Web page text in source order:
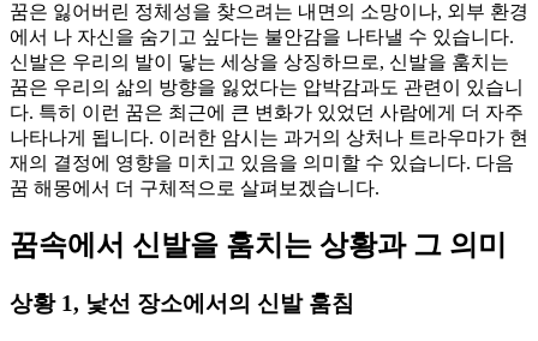
꿈은 잃어버린 정체성을 찾으려는 내면의 소망이나, 외부 환경
에서 나 자신을 숨기고 싶다는 불안감을 나타낼 수 있습니다.
신발은 우리의 발이 닿는 세상을 상징하므로, 신발을 훔치는
꿈은 우리의 삶의 방향을 잃었다는 압박감과도 관련이 있습니
다. 특히 이런 꿈은 최근에 큰 변화가 있었던 사람에게 더 자주
나타나게 됩니다. 이러한 암시는 과거의 상처나 트라우마가 현
재의 결정에 영향을 미치고 있음을 의미할 수 있습니다. 다음
꿈 해몽에서 더 구체적으로 살펴보겠습니다.
꿈속에서 신발을 훔치는 상황과 그 의미
상황 1, 낯선 장소에서의 신발 훔침